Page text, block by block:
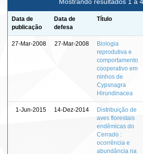
Data de
publicação
Data de
defesa
Título
27-Mar-2008 27-Mar-2008
Biologia
reprodutiva e
comportamento
cooperativo em
ninhos de
Cypsnagra
Hirundinacea
1-Jun-2015 14-Dez-2014
Distribuição de
aves florestais
endêmicas do
Cerrado :
ocorrência e
abundância na